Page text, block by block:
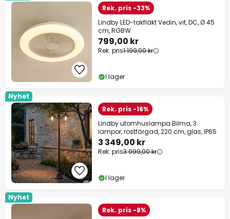
Rek. pris -33%
Lindby LED-takfläkt Vedin, vit, DC, Ø 45
cm, RGBW
799,00 kr
Rek. pris1 199,00 kr
I lager
Nyhet
Rek. pris -16%
Lindby utomhuslampa Bilma, 3
lampor, rostfärgad, 220 cm, glas, IP65
3 349,00 kr
Rek. pris3 999,00 kr
I lager
Nyhet
Rek. pris -8%